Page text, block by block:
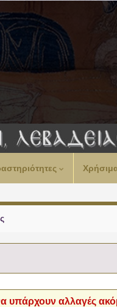
υπάρχουν αλλαγές